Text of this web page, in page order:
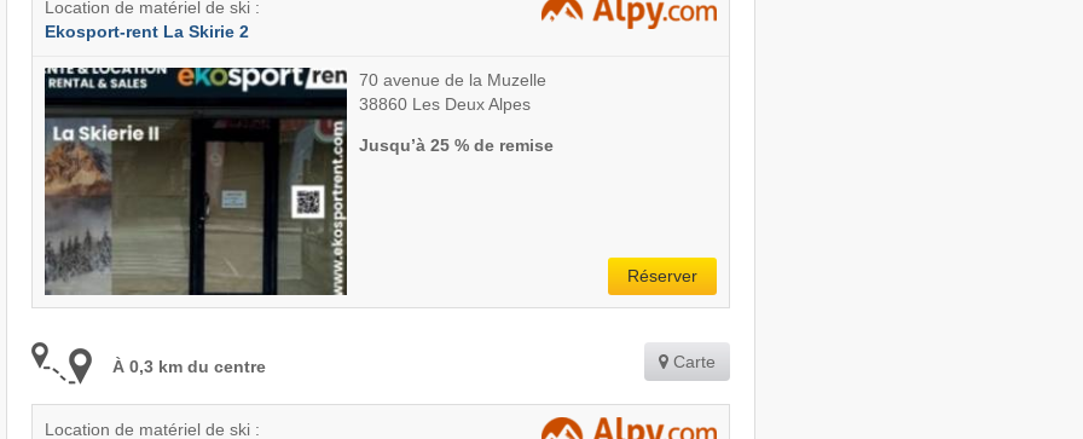
Location de matériel de ski :
Ekosport-rent La Skirie 2
70 avenue de la Muzelle
38860 Les Deux Alpes
Jusqu’à 25 % de remise
Réserver
À 0,3 km du centre Carte
Location de matériel de ski :